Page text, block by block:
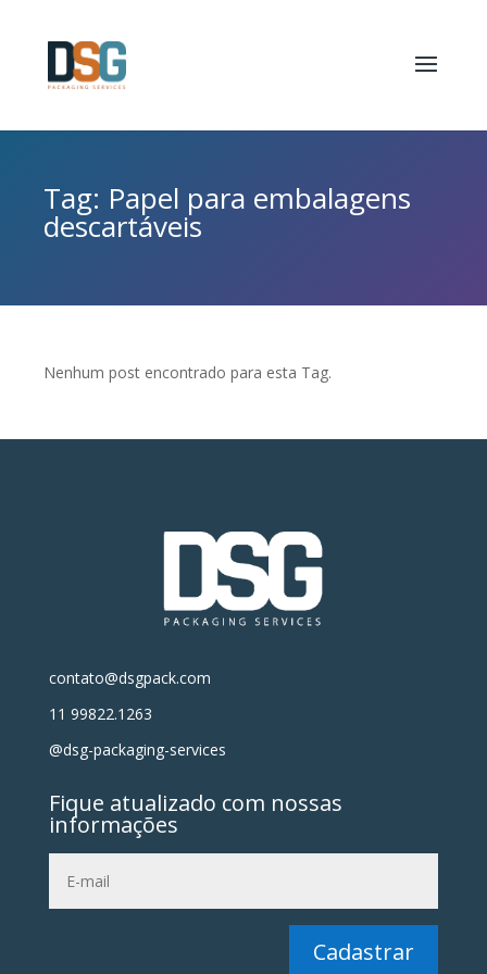
Tag: Papel para embalagens
descartáveis
Nenhum post encontrado para esta Tag.
contato@dsgpack.com
11 99822.1263
@dsg-packaging-services
Fique atualizado com nossas
informações
Cadastrar